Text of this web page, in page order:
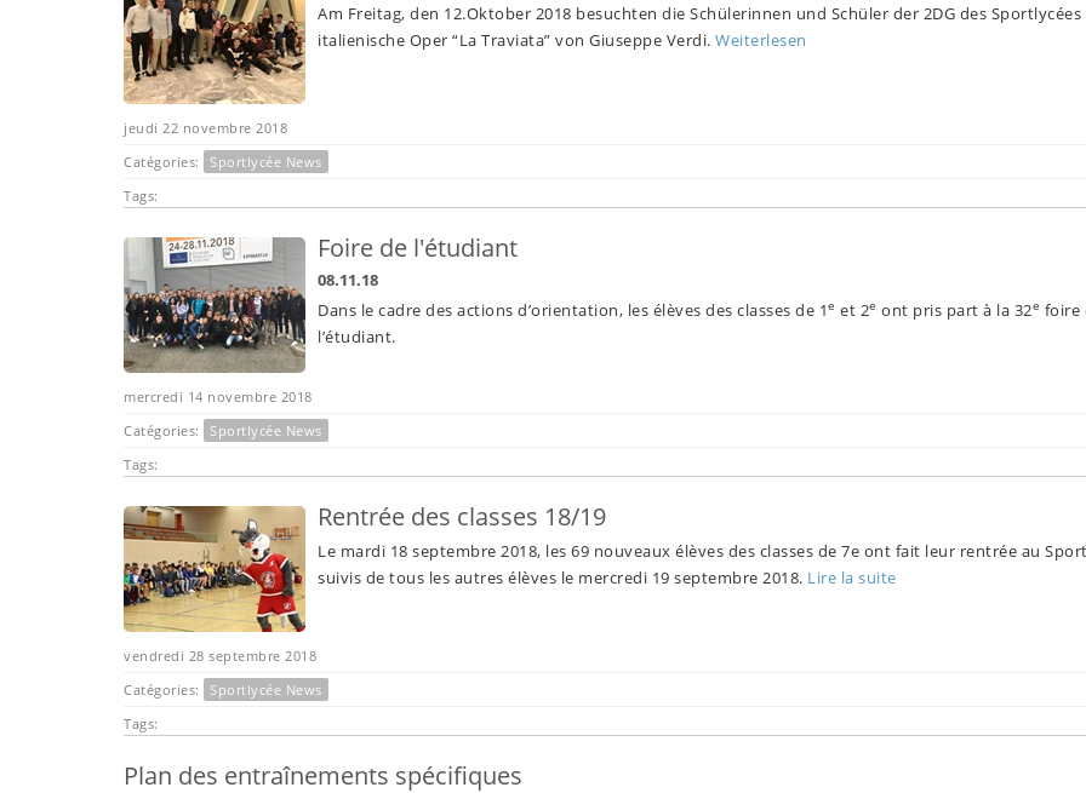
Am Freitag, den 12.Oktober 2018 besuchten die Schülerinnen und Schüler der 2DG des Sportlycées
italienische Oper “La Traviata” von Giuseppe Verdi. Weiterlesen
jeudi 22 novembre 2018
Catégories:
Sportlycée News
Tags:
Foire de l'étudiant
08.11.18
Dans le cadre des actions d’orientation, les élèves des classes de 1e et 2e ont pris part à la 32e foire
l’étudiant.
mercredi 14 novembre 2018
Catégories:
Sportlycée News
Tags:
Rentrée des classes 18/19
Le mardi 18 septembre 2018, les 69 nouveaux élèves des classes de 7e ont fait leur rentrée au
suivis de tous les autres élèves le mercredi 19 septembre 2018. Lire la suite
vendredi 28 septembre 2018
Catégories:
Sportlycée News
Tags:
Plan des entraînements spécifiques